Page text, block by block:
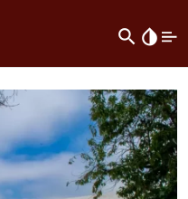
search invert_colors